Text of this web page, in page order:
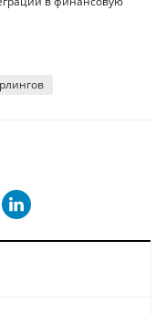
по наследствуинвесторов